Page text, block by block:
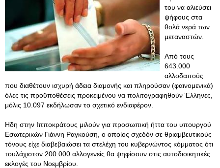
του να αλιεύσει
ψήφους στα
θολά νερά των
μεταναστών.
Από τους
643.000
αλλοδαπούς
που διαθέτουν ισχυρή άδεια διαμονής και πληρούσαν (φαινομενικά)
όλες τις προϋποθέσεις προκειμένου να πολιτογραφηθούν Έλληνες,
μόλις 10.097 εκδήλωσαν το σχετικό ενδιαφέρον.
Ηδη στην Ιπποκράτους μιλούν για προσωπική ήττα του υπουργού
Εσωτερικών Γιάννη Ραγκούση, ο οποίος σχεδόν σε θριαμβευτικούς
τόνους είχε διαβεβαιώσει τα στελέχη του κυβερνώντος κόμματος ότι
τουλάχιστον 200.000 αλλογενείς θα ψηφίσουν στις αυτοδιοικητικές
εκλογές του Νοεμβρίου.